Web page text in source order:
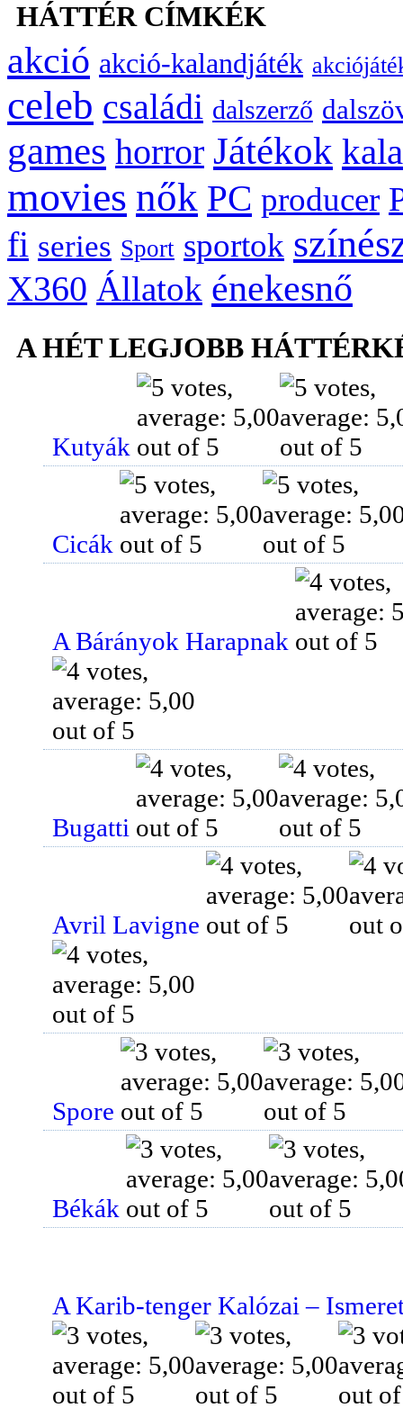
HÁTTÉR CÍMKÉK
akció akció-kalandjáték
celeb családi dalszerző
games horror Játékok
movies nők PC producer
fi series Sport sportok
X360 Állatok énekesnő
A HÉT LEGJOBB
Kutyák
Cicák
A Bárányok Harapnak
Bugatti
Avril Lavigne
Spore
Békák
A Karib-tenger Kalózai –